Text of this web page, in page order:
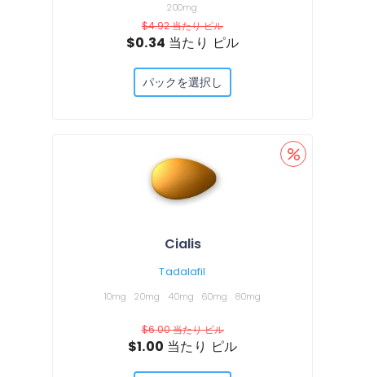
200mg
$4.92当たり ピル
$0.34 当たり ピル
パックを選択し
Cialis
Tadalafil
10mg 20mg 40mg 60mg 80mg
$6.00当たり ピル
$1.00 当たり ピル